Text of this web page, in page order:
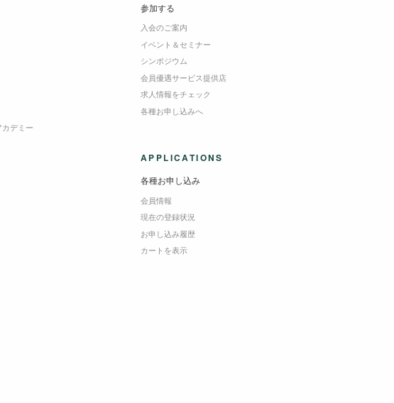
デミー
参加する
入会のご案内
イベント＆セミナー
シンポジウム
会員優遇サービス提供店
求人情報をチェック
各種お申し込みへ
APPLICATIONS
各種お申し込み
会員情報
現在の登録状況
お申し込み履歴
カートを表示